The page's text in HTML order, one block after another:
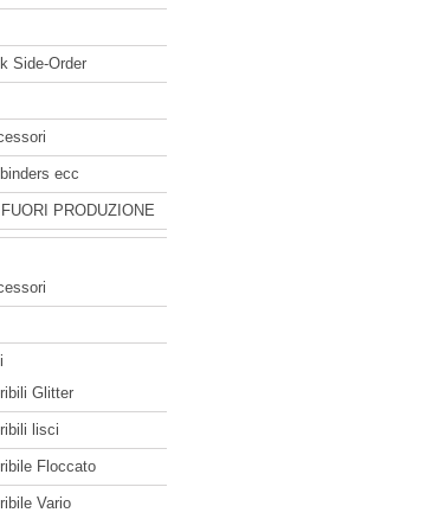
Side-Order
ecc
PRODUZIONE
Glitter
lisci
Floccato
Vario